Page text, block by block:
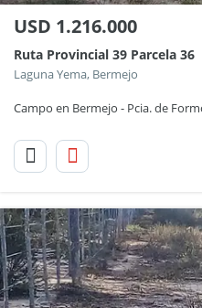
USD 1.216.000
Ruta Provincial 39 Parcela 36
Laguna Yema, Bermejo
Campo en Bermejo - Pcia. de